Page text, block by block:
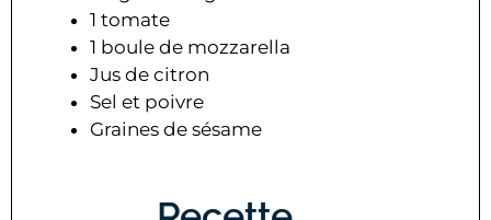
1 tomate
1 boule de mozzarella
Jus de citron
Sel et poivre
Graines de sésame